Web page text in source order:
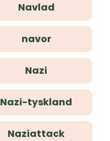
Navlad
navor
Nazi
Nazi-tyskland
Naziattack